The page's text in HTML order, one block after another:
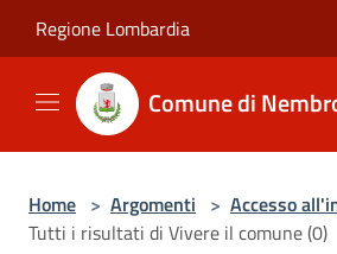
Regione Lombardia
Comune di
Home > Argomenti > Accesso
Tutti i risultati di Vivere il comune (0)